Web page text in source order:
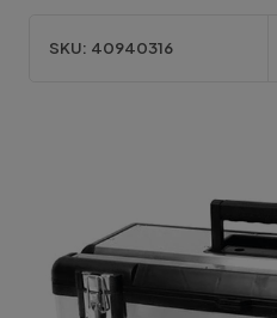
SKU: 40940316